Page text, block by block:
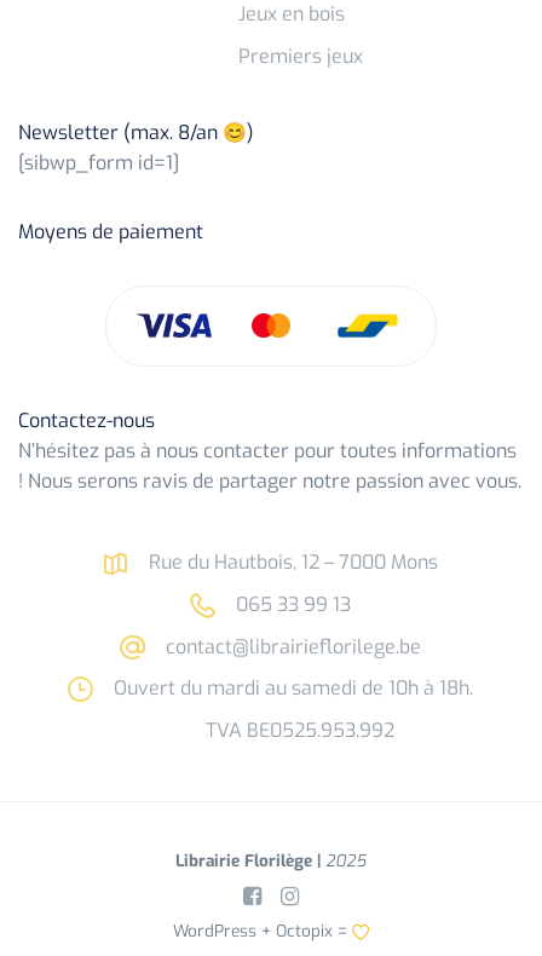
Jeux en bois
Premiers jeux
Newsletter (max. 8/an 😊)
[sibwp_form id=1]
Moyens de paiement
Contactez-nous
N’hésitez pas à nous contacter pour toutes informations
! Nous serons ravis de partager notre passion avec vous.
Rue du Hautbois, 12 – 7000 Mons
065 33 99 13
contact@librairieflorilege.be
Ouvert du mardi au samedi de 10h à 18h.
TVA BE0525.953.992
Librairie Florilège | 2025
WordPress + Octopix=